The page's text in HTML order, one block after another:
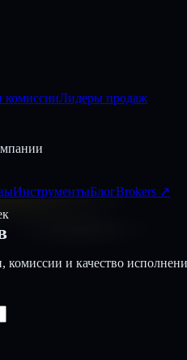
Лидеры продаж
ИнструментыБлогBrokers ↗
комиссии и качество